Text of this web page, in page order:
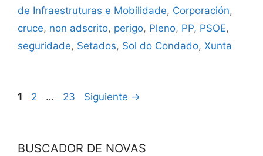
de Infraestruturas e Mobilidade, Corporación,
cruce, non adscrito, perigo, Pleno, PP, PSOE,
seguridade, Setados, Sol do Condado, Xunta
1 2 … 23 Siguiente →
BUSCADOR DE NOVAS